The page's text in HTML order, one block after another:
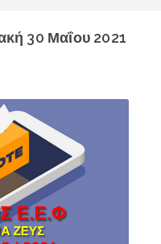
30 Μαΐου 2021